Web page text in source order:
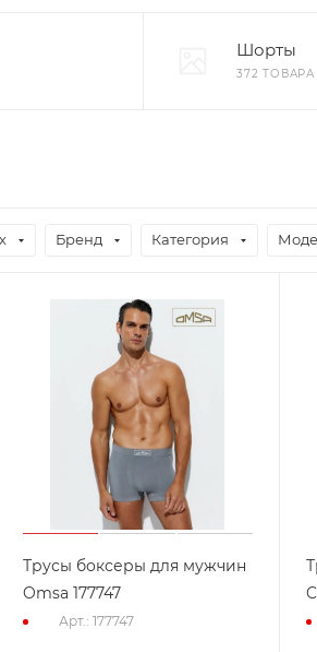
Шорты
372 ТОВАРА
Бренд Категория
Трусы боксеры для мужчин
Omsa 177747
Арт.: 177747